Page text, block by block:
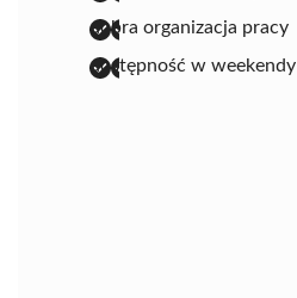
dobra organizacja pracy
dostępność w weekendy